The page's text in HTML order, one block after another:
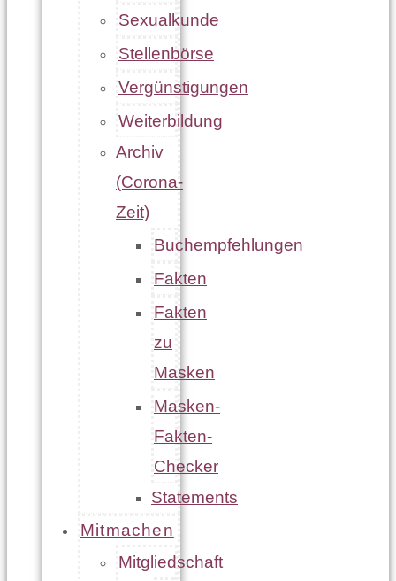
Sexualkunde
Stellenbörse
Vergünstigungen
Weiterbildung
Archiv
(Corona-
Zeit)
Buchempfehlungen
Fakten
Fakten
zu
Masken
Masken-
Fakten-
Checker
Statements
Mitmachen
Mitgliedschaft